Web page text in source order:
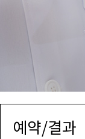
예약/결과